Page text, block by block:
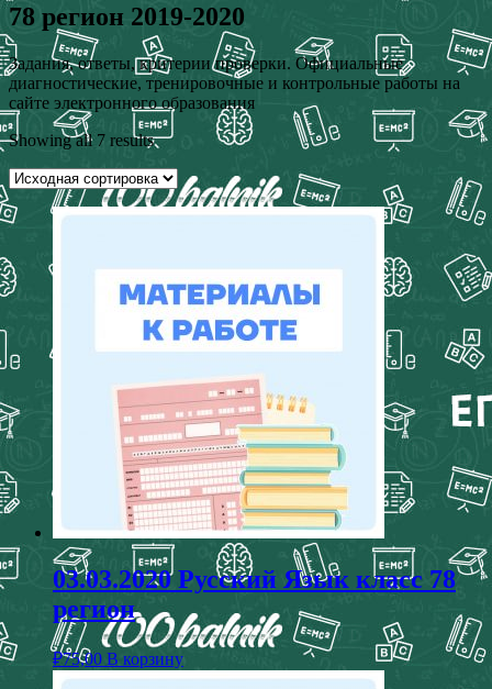
78 регион 2019-2020
Задания, ответы, критерии проверки. Официальные
диагностические, тренировочные и контрольные работы на
сайте электронного образования
Showing all 7 results
03.03.2020 Русский Язык класс 78
регион
₽75,00 В корзину